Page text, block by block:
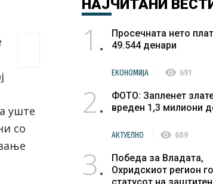
уште
со
НАЈЧИТАНИ
1
Просечната нето
49.544 денари
ЕКОНОМИЈА visibility 691
2
ФОТО: Запленет
вреден 1,3 милиони
АКТУЕЛНО visibility 689
3
Победа за Владата,
Охридскиот регион